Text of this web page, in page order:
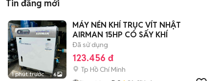
Tin đăng mới
1 phút trước 6
MÁY NÉN KHÍ TRỤC VÍT NHẬT
AIRMAN 15HP CÓ SẤY KHÍ
Đã sử dụng
123.456 đ
Tp Hồ Chí Minh